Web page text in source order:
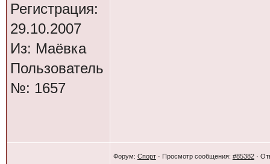
Регистрация:
29.10.2007
Из: Маёвка
Пользователь
№: 1657
медленно
Форум: Спорт· Просмотр сообщения: #85382·